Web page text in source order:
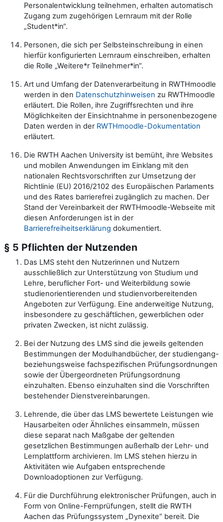
Personalentwicklung teilnehmen, erhalten automatisch
Zugang zum zugehörigen Lernraum mit der Rolle
„Student*in“.
Personen, die sich per Selbsteinschreibung in einen
hierfür konfigurierten Lernraum einschreiben, erhalten
die Rolle „Weitere*r Teilnehmer*in“.
Art und Umfang der Datenverarbeitung in RWTHmoodle
werden in den Datenschutzhinweisen zu RWTHmoodle
erläutert. Die Rollen, ihre Zugriffsrechten und ihre
Möglichkeiten der Einsichtnahme in personenbezogene
Daten werden in der RWTHmoodle-Dokumentation
erläutert.
Die RWTH Aachen University ist bemüht, ihre Websites
und mobilen Anwendungen im Einklang mit den
nationalen Rechtsvorschriften zur Umsetzung der
Richtlinie (EU) 2016/2102 des Europäischen Parlaments
und des Rates barrierefrei zugänglich zu machen. Der
Stand der Vereinbarkeit der RWTHmoodle-Webseite mit
diesen Anforderungen ist in der
Barrierefreiheitserklärung dokumentiert.
§ 5 Pflichten der Nutzenden
Das LMS steht den Nutzerinnen und Nutzern
ausschließlich zur Unterstützung von Studium und
Lehre, beruflicher Fort- und Weiterbildung sowie
studienorientierenden und studienvorbereitenden
Angeboten zur Verfügung. Eine anderweitige Nutzung,
insbesondere zu geschäftlichen, gewerblichen oder
privaten Zwecken, ist nicht zulässig.
Bei der Nutzung des LMS sind die jeweils geltenden
Bestimmungen der Modulhandbücher, der studiengang-
beziehungsweise fachspezifischen Prüfungsordnungen
sowie der Übergeordneten Prüfungsordnung
einzuhalten. Ebenso einzuhalten sind die Vorschriften
bestehender Dienstvereinbarungen.
Lehrende, die über das LMS bewertete Leistungen wie
Hausarbeiten oder Ähnliches einsammeln, müssen
diese separat nach Maßgabe der geltenden
gesetzlichen Bestimmungen außerhalb der Lehr- und
Lernplattform archivieren. Im LMS stehen hierzu in
Aktivitäten wie Aufgaben entsprechende
Downloadoptionen zur Verfügung.
Für die Durchführung elektronischer Prüfungen, auch in
Form von Online-Fernprüfungen, stellt die RWTH
Aachen das Prüfungssystem „Dynexite“ bereit. Die